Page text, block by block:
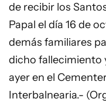
de recibir los
Papal el día 16 de
demás familiares
dicho fallecimiento
ayer en el
Interbalnearia.-